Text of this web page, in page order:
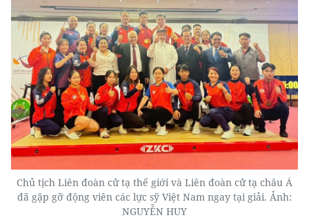
Chủ tịch Liên đoàn cử tạ thế giới và Liên đoàn cử tạ châu Á
đã gặp gỡ động viên các lực sỹ Việt Nam ngay tại giải. Ảnh:
NGUYỄN HUY